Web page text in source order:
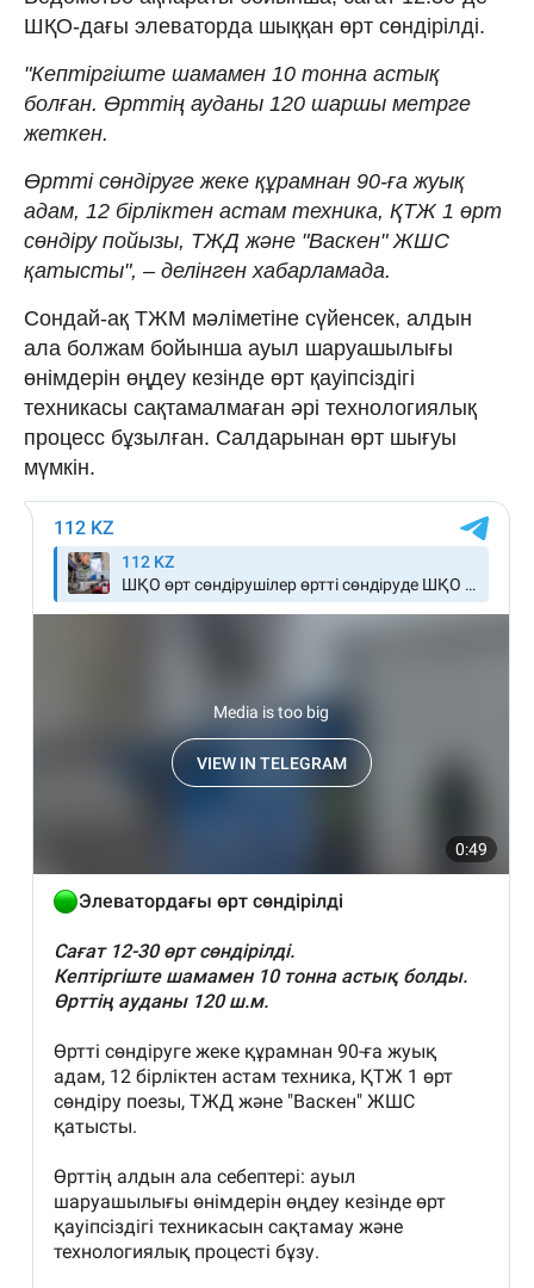
ШҚО-дағы элеваторда шыққан өрт сөндірілді.
"Кептіргіште шамамен 10 тонна астық
болған. Өрттің ауданы 120 шаршы метрге
жеткен.
Өртті сөндіруге жеке құрамнан 90-ға жуық
адам, 12 бірліктен астам техника, ҚТЖ 1 өрт
сөндіру пойызы, ТЖД және "Васкен" ЖШС
қатысты", – делінген хабарламада.
Сондай-ақ ТЖМ мәліметіне сүйенсек, алдын
ала болжам бойынша ауыл шаруашылығы
өнімдерін өңдеу кезінде өрт қауіпсіздігі
техникасы сақтамалмаған әрі технологиялық
процесс бұзылған. Салдарынан өрт шығуы
мүмкін.